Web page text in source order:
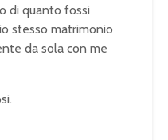
di quanto fossi
stesso matrimonio
da sola con me